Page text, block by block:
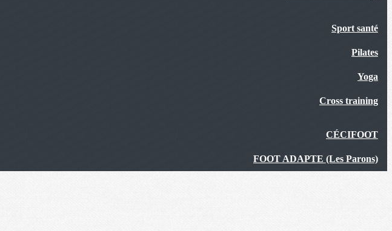
Sport santé
Pilates
Yoga
Cross training
CÉCIFOOT
FOOT ADAPTE (Les Parons)